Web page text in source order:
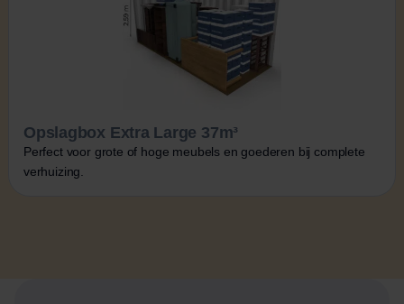
Opslagbox Extra Large 37m³
Perfect voor grote of hoge meubels en goederen bij complete
verhuizing.